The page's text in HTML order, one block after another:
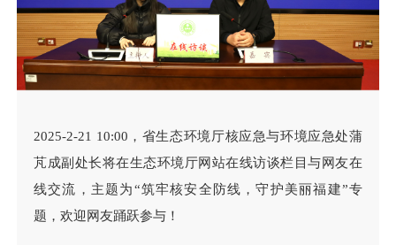
2025-2-21 10:00，省生态环境厅核应急与环境应急处蒲
芃成副处长将在生态环境厅网站在线访谈栏目与网友在
线交流，主题为“筑牢核安全防线，守护美丽福建”专
题，欢迎网友踊跃参与！